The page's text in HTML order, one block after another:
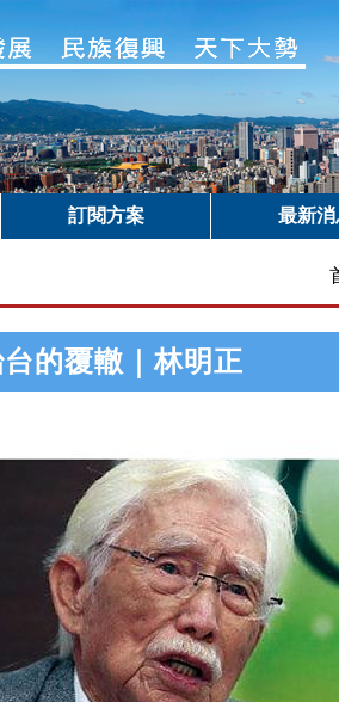
訂閱方案 最新消
的覆轍｜林明正